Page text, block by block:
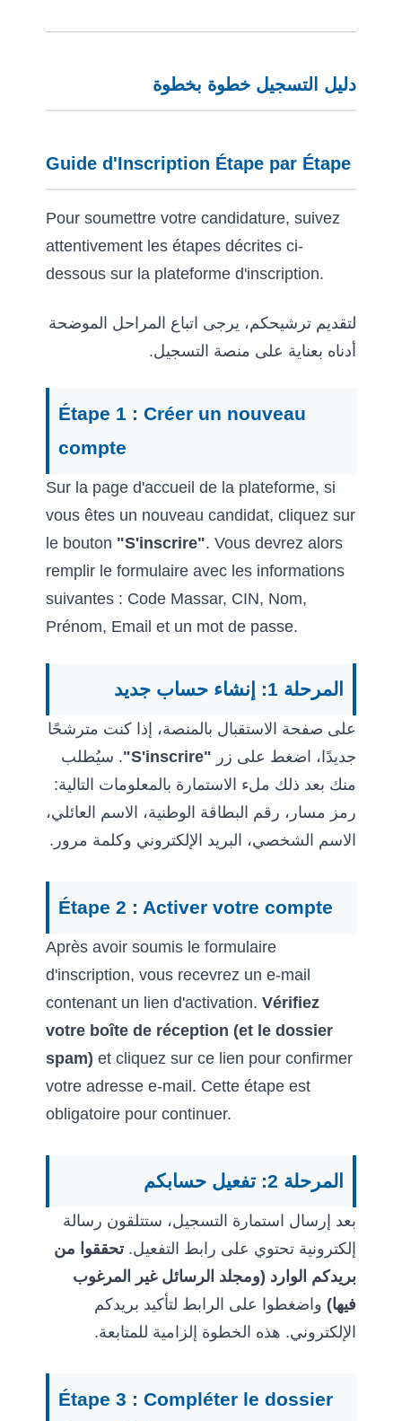
دليل التسجيل خطوة بخطوة
Guide d'Inscription Étape par Étape
Pour soumettre votre candidature, suivez
attentivement les étapes décrites ci-
dessous sur la plateforme d'inscription.
لتقديم ترشيحكم، يرجى اتباع المراحل الموضحة
أدناه بعناية على منصة التسجيل.
Étape 1 : Créer un nouveau
compte
Sur la page d'accueil de la plateforme, si
vous êtes un nouveau candidat, cliquez sur
le bouton "S'inscrire". Vous devrez alors
remplir le formulaire avec les informations
suivantes : Code Massar, CIN, Nom,
Prénom, Email et un mot de passe.
المرحلة 1: إنشاء حساب جديد
على صفحة الاستقبال بالمنصة، إذا كنت مترشحًا
جديدًا، اضغط على زر "S'inscrire"
. سيُطلب
منك بعد ذلك ملء الاستمارة بالمعلومات التالية:
رمز مسار، رقم البطاقة الوطنية، الاسم العائلي،
الاسم الشخصي، البريد الإلكتروني وكلمة مرور.
Étape 2 : Activer votre compte
Après avoir soumis le formulaire
d'inscription, vous recevrez un e-mail
contenant un lien d'activation. Vérifiez
votre boîte de réception (et le dossier
spam) et cliquez sur ce lien pour confirmer
votre adresse e-mail. Cette étape est
obligatoire pour continuer.
المرحلة 2: تفعيل حسابكم
بعد إرسال استمارة التسجيل، ستتلقون رسالة
إلكترونية تحتوي على رابط التفعيل. تحققوا من
بريدكم الوارد (ومجلد الرسائل غير المرغوب
فيها) واضغطوا على الرابط لتأكيد بريدكم
الإلكتروني. هذه الخطوة إلزامية للمتابعة.
Étape 3 : Compléter le dossier